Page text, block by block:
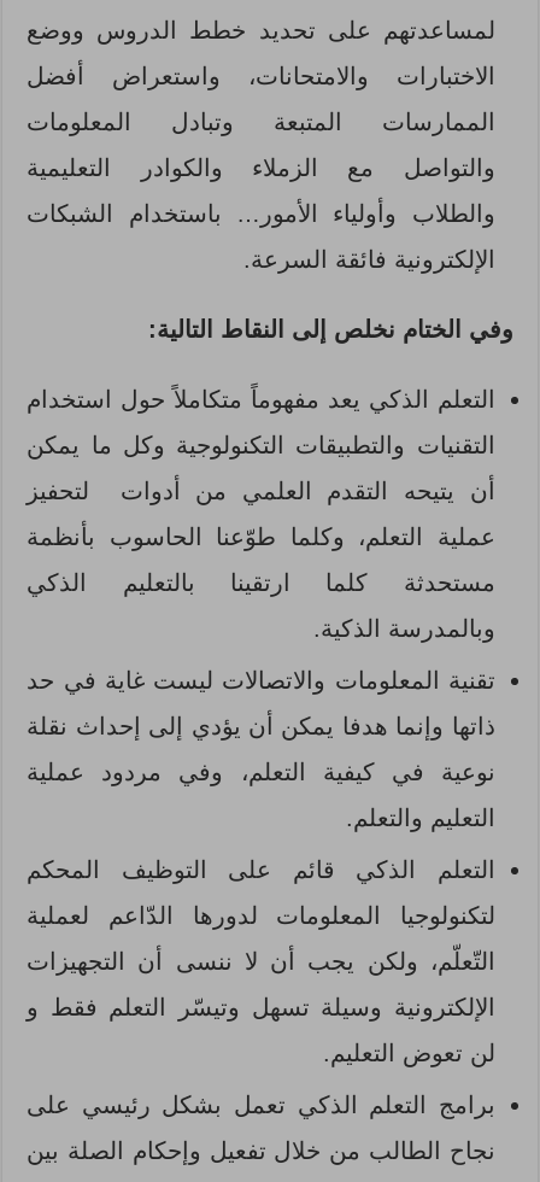
لمساعدتهم على تحديد خطط الدروس ووضع
الاختبارات والامتحانات، واستعراض أفضل
الممارسات المتبعة وتبادل المعلومات
والتواصل مع الزملاء والكوادر التعليمية
والطلاب وأولياء الأمور… باستخدام الشبكات
الإلكترونية فائقة السرعة.
وفي الختام نخلص إلى النقاط التالية:
التعلم الذكي يعد مفهوماً متكاملاً حول استخدام
التقنيات والتطبيقات التكنولوجية وكل ما يمكن
أن يتيحه التقدم العلمي من أدوات لتحفيز
عملية التعلم، وكلما طوّعنا الحاسوب بأنظمة
مستحدثة كلما ارتقينا بالتعليم الذكي
وبالمدرسة الذكية.
تقنية المعلومات والاتصالات ليست غاية في حد
ذاتها وإنما هدفا يمكن أن يؤدي إلى إحداث نقلة
نوعية في كيفية التعلم، وفي مردود عملية
التعليم والتعلم.
التعلم الذكي قائم على التوظيف المحكم
لتكنولوجيا المعلومات لدورها الدّاعم لعملية
التّعلّم، ولكن يجب أن لا ننسى أن التجهيزات
الإلكترونية وسيلة تسهل وتيسّر التعلم فقط و
لن تعوض التعليم.
برامج التعلم الذكي تعمل بشكل رئيسي على
نجاح الطالب من خلال تفعيل وإحكام الصلة بين